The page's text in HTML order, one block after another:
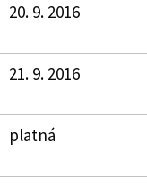
20. 9. 2016
21. 9. 2016
platná